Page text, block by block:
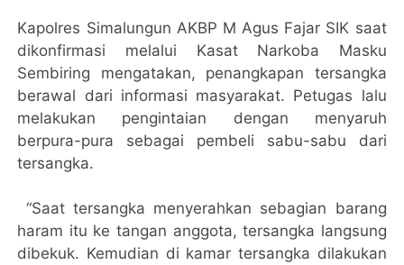
Kapolres Simalungun AKBP M Agus Fajar SIK saat
dikonfirmasi melalui Kasat Narkoba Masku
Sembiring mengatakan, penangkapan tersangka
berawal dari informasi masyarakat. Petugas lalu
melakukan pengintaian dengan menyaruh
berpura-pura sebagai pembeli sabu-sabu dari
tersangka.
“Saat tersangka menyerahkan sebagian barang
haram itu ke tangan anggota, tersangka langsung
dibekuk. Kemudian di kamar tersangka dilakukan